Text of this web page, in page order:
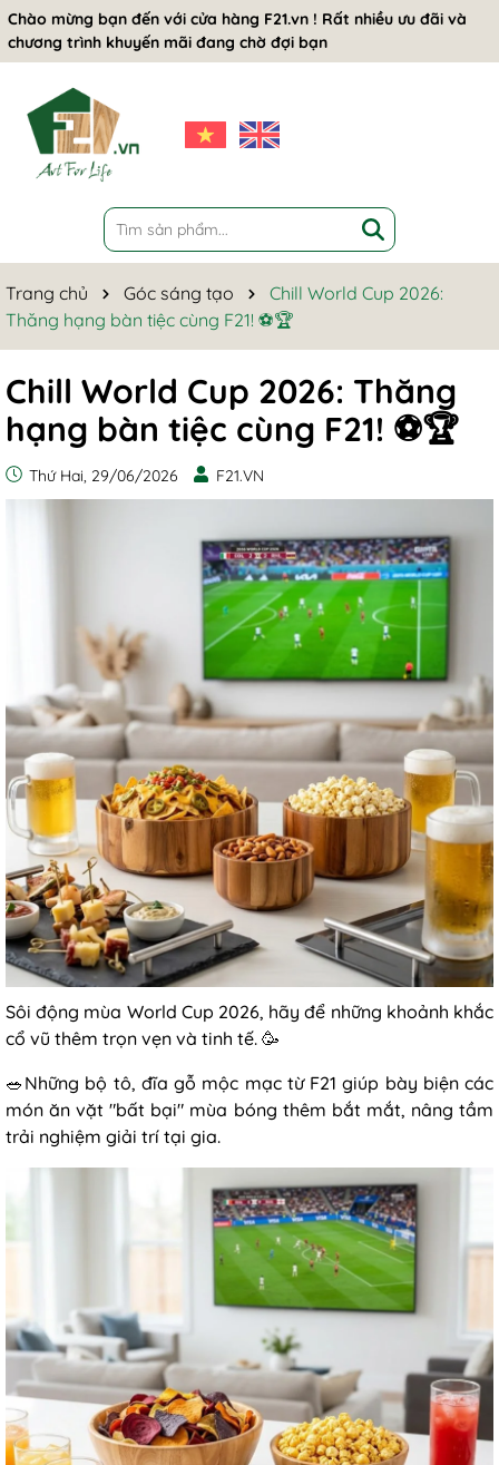
Chào mừng bạn đến với cửa hàng F21.vn ! Rất nhiều ưu đãi và
chương trình khuyến mãi đang chờ đợi bạn
Trang chủ Góc sáng tạo
Chill World Cup 2026:
Thăng hạng bàn tiệc cùng F21! ⚽🏆
Chill World Cup 2026: Thăng
hạng bàn tiệc cùng F21! ⚽🏆
Thứ Hai, 29/06/2026 F21.VN
Sôi động mùa World Cup 2026, hãy để những khoảnh khắc
cổ vũ thêm trọn vẹn và tinh tế. 🥳
🥗Những bộ tô, đĩa gỗ mộc mạc từ F21 giúp bày biện các
món ăn vặt "bất bại" mùa bóng thêm bắt mắt, nâng tầm
trải nghiệm giải trí tại gia.